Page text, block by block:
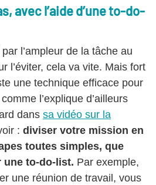
avec l’aide d’une to-do-
l’ampleur de la tâche au
l’éviter, cela va vite. Mais fort
une technique efficace pour
l’explique d’ailleurs
dans sa vidéo sur la
: diviser votre mission en
toutes simples, que
une to-do-list. Par exemple,
une réunion de travail, vous